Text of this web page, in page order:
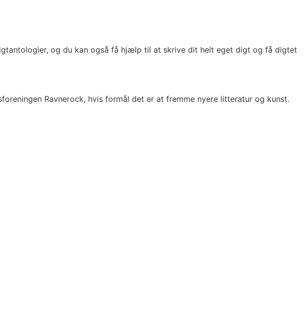
og du kan også få hjælp til at skrive dit helt eget digt og få digtet
Ravnerock, hvis formål det er at fremme nyere litteratur og kunst.